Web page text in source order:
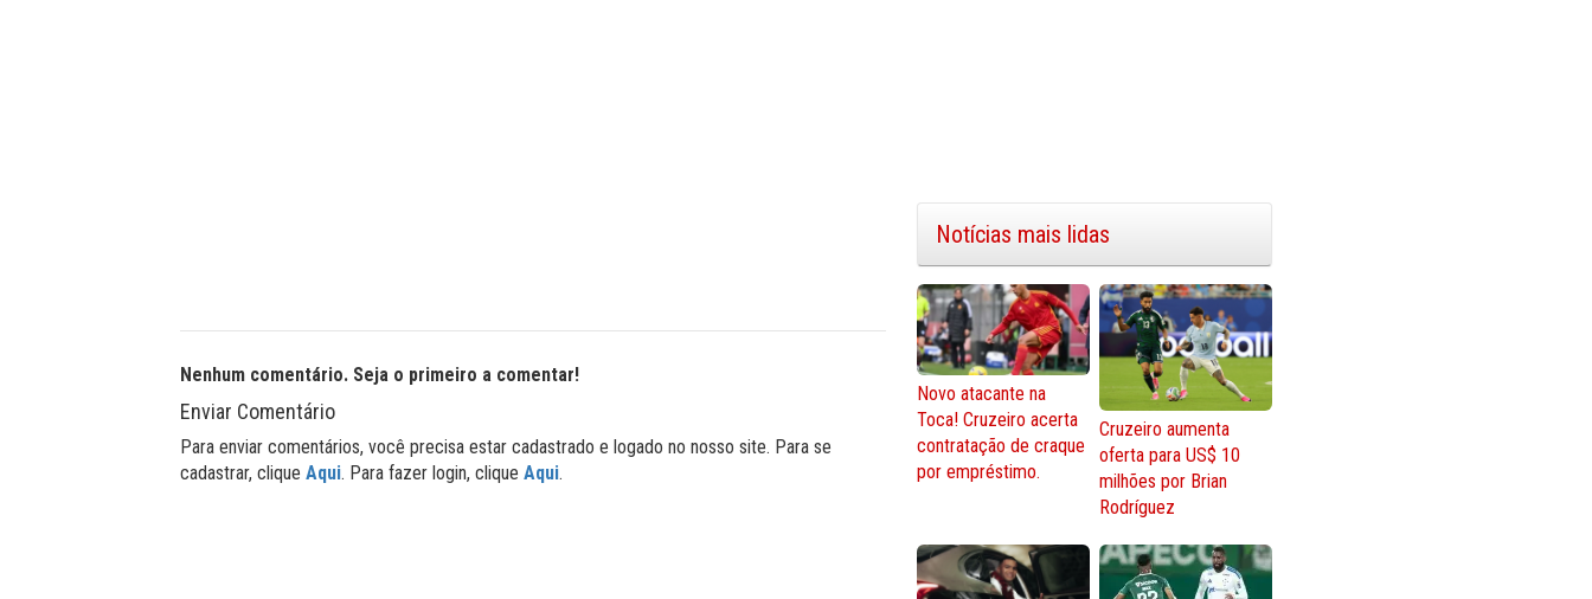
Nenhum comentário. Seja o primeiro a comentar!
Enviar Comentário
Para enviar comentários, você precisa estar cadastrado e logado no nosso site. Para se
cadastrar, clique Aqui. Para fazer login, clique Aqui.
Notícias mais lidas
Novo atacante na
Toca! Cruzeiro acerta
contratação de craque
por empréstimo.
Cruzeiro aumenta
oferta para US$ 10
milhões por Brian
Rodríguez